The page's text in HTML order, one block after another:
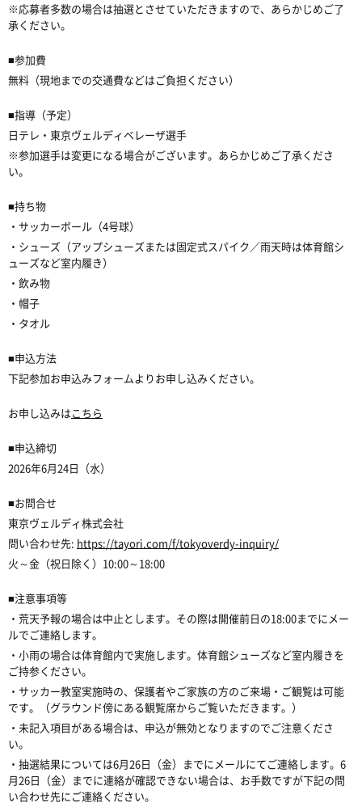
※応募者多数の場合は抽選とさせていただきますので、あらかじめご了
承ください。
■参加費
無料（現地までの交通費などはご負担ください）
■指導（予定）
日テレ・東京ヴェルディベレーザ選手
※参加選手は変更になる場合がございます。あらかじめご了承くださ
い。
■持ち物
・サッカーボール（4号球）
・シューズ（アップシューズまたは固定式スパイク／雨天時は体育館シ
ューズなど室内履き）
・飲み物
・帽子
・タオル
■申込方法
下記参加お申込みフォームよりお申し込みください。
お申し込みはこちら
■申込締切
2026年6月24日（水）
■お問合せ
東京ヴェルディ株式会社
問い合わせ先: https://tayori.com/f/tokyoverdy-inquiry/
火～金（祝日除く）10:00～18:00
■注意事項等
・荒天予報の場合は中止とします。その際は開催前日の18:00までにメー
ルでご連絡します。
・小雨の場合は体育館内で実施します。体育館シューズなど室内履きを
ご持参ください。
・サッカー教室実施時の、保護者やご家族の方のご来場・ご観覧は可能
です。（グラウンド傍にある観覧席からご覧いただきます。）
・未記入項目がある場合は、申込が無効となりますのでご注意くださ
い。
・抽選結果については6月26日（金）までにメールにてご連絡します。6
月26日（金）までに連絡が確認できない場合は、お手数ですが下記の問
い合わせ先にご連絡ください。